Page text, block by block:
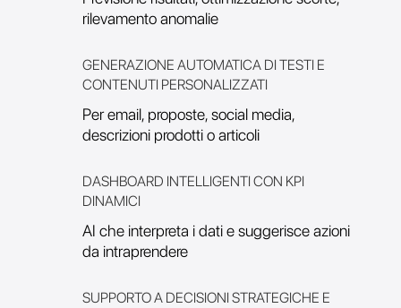
rilevamento anomalie
GENERAZIONE AUTOMATICA DI TESTI E
CONTENUTI PERSONALIZZATI
Per email, proposte, social media,
descrizioni prodotti o articoli
DASHBOARD INTELLIGENTI CON KPI
DINAMICI
AI che interpreta i dati e suggerisce azioni
da intraprendere
SUPPORTO A DECISIONI STRATEGICHE E